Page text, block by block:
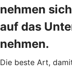
nehmen
auf das
nehmen.
Die beste Art,